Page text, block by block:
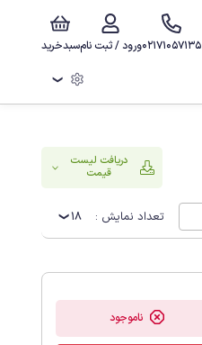
سبدخریدورود / ثبت نام02171057135
❯
دریافت لیست
قیمت
تعداد نمایش : 18
ناموجود